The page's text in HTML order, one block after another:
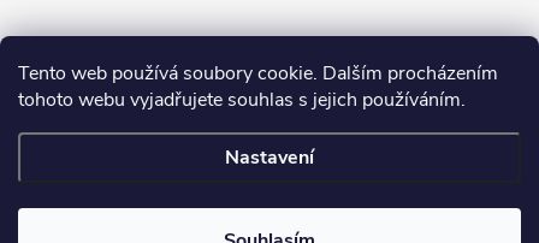
Tento web používá soubory cookie. Dalším procházením
tohoto webu vyjadřujete souhlas s jejich používáním.
Nastavení
Sledovat na Instagramu
práva vyhrazena.Upravit nastavení cookies